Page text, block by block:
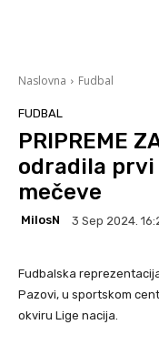
Naslovna Fudbal
FUDBAL
PRIPREME
odradila
mečeve
MilosN 3 Sep 2024.
Fudbalska
Pazovi, u sportskom
okviru Lige nacija.